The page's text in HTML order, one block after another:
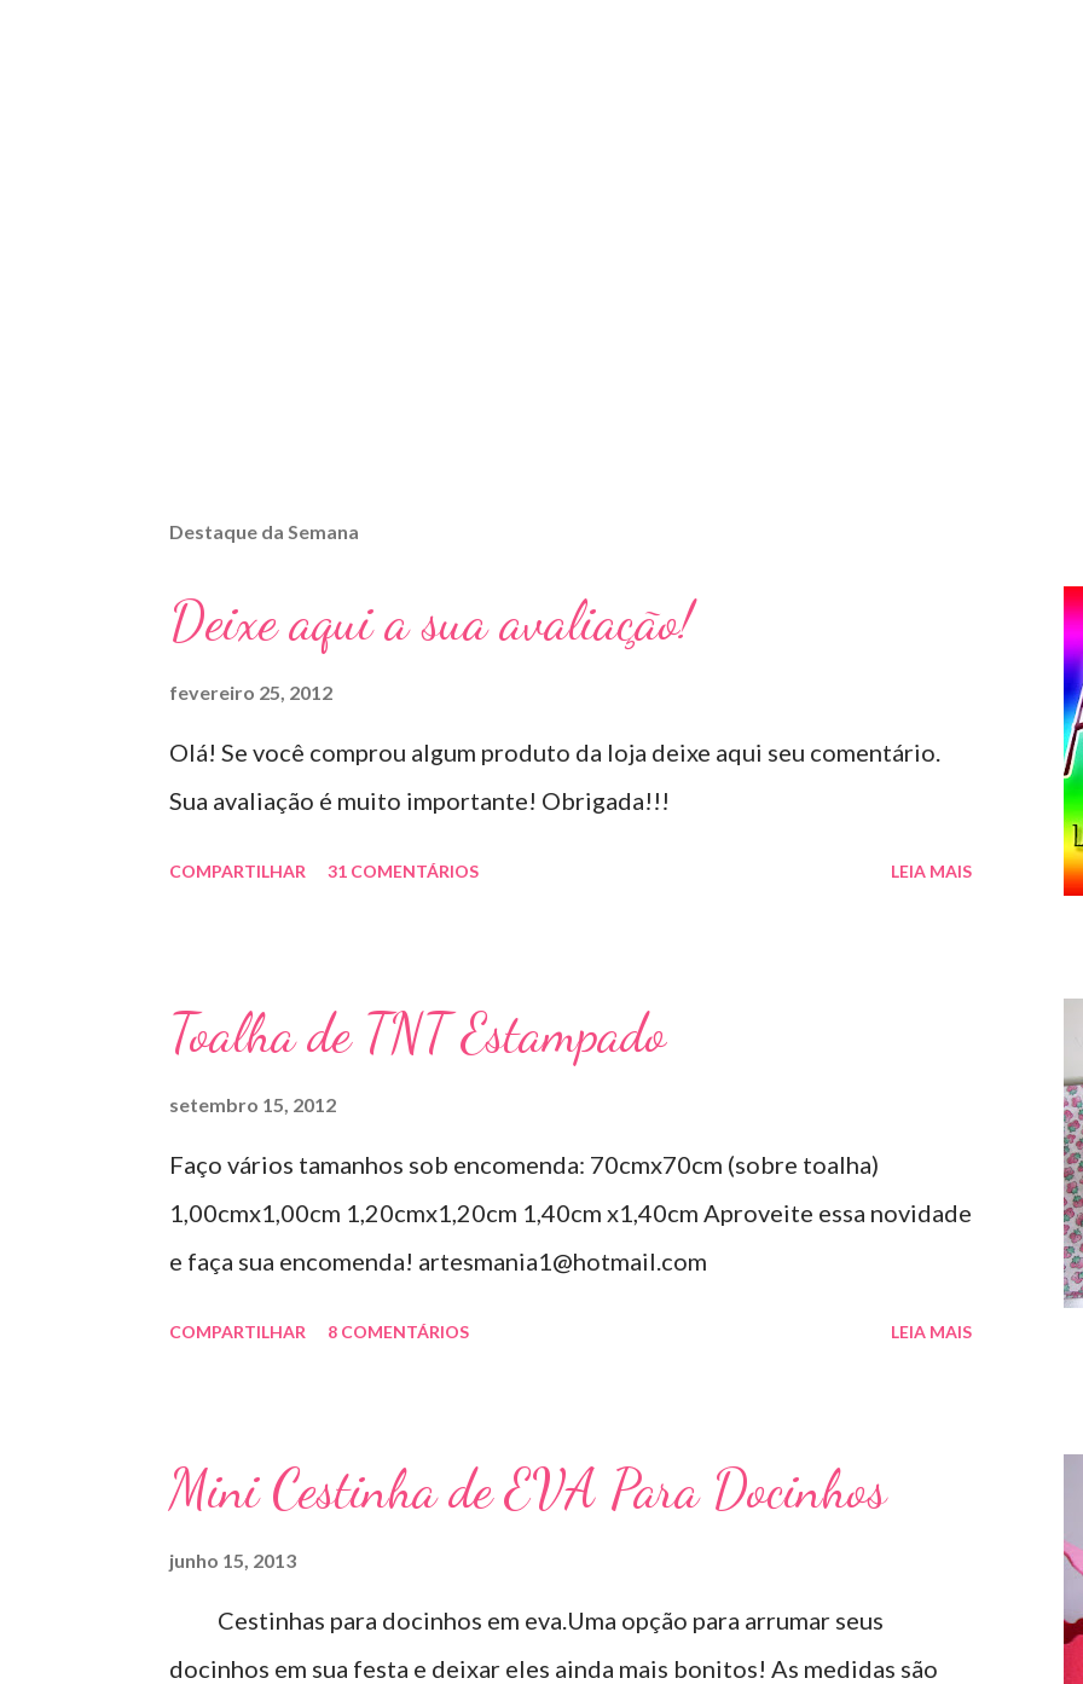
Destaque da Semana
Deixe aqui a sua avaliação!
fevereiro 25, 2012
Olá! Se você comprou algum produto da loja deixe aqui seu comentário.
Sua avaliação é muito importante! Obrigada!!!
COMPARTILHAR 31 COMENTÁRIOS LEIA MAIS
Toalha de TNT Estampado
setembro 15, 2012
Faço vários tamanhos sob encomenda: 70cmx70cm (sobre toalha)
1,00cmx1,00cm 1,20cmx1,20cm 1,40cm x1,40cm Aproveite essa novidade
e faça sua encomenda! artesmania1@hotmail.com
COMPARTILHAR 8 COMENTÁRIOS LEIA MAIS
Mini Cestinha de EVA Para Docinhos
junho 15, 2013
Cestinhas para docinhos em eva.Uma opção para arrumar seus
docinhos em sua festa e deixar eles ainda mais bonitos! As medidas são